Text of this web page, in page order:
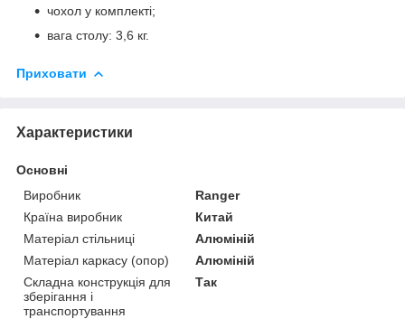
чохол у комплекті;
вага столу: 3,6 кг.
Приховати
Характеристики
Основні
Виробник
Ranger
Країна виробник
Китай
Матеріал стільниці
Алюміній
Матеріал каркасу (опор)
Алюміній
Складна конструкція для
зберігання і
транспортування
Так